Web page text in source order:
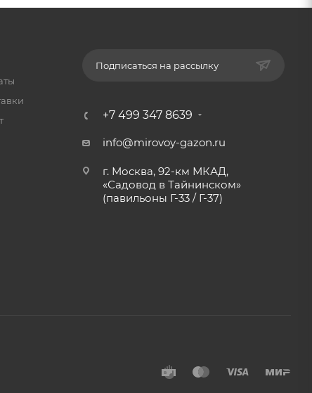
Подписаться на рассылку
+7 499 347 8639
info@mirovoy-gazon.ru
г. Москва, 92-км МКАД,
«Садовод в Тайнинском»
(павильоны Г-33 / Г-37)